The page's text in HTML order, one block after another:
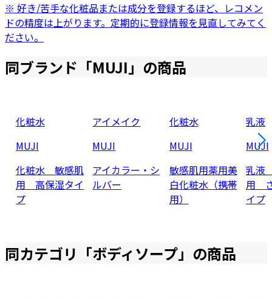
※ 好き/苦手な化粧品または成分を登録するほど、レコメン
ドの精度は上がります。定期的に登録情報を見直してみてく
ださい。
同ブランド「MUJI」の商品
化粧水
MUJI
化粧水 敏感肌
用 高保湿タイ
プ
アイメイク
MUJI
アイカラー・シ
ルバー
化粧水
MUJI
敏感肌用薬用美
白化粧水（携帯
用）
乳液
MUJI
乳液
用
イプ
同カテゴリ「ボディソープ」の商品